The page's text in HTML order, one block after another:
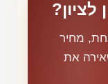
מחיר
את